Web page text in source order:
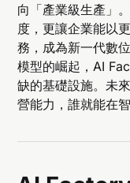
向「產業級生產」
度，更讓企業能以
務，成為新一代數
模型的崛起，AI
缺的基礎設施。未
營能力，誰就能在